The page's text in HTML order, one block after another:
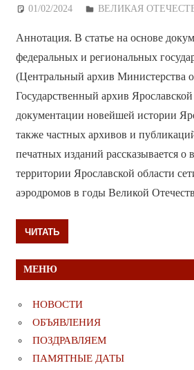
01/02/2024 Дежурный по
ВЕЛИКАЯ
Аннотация. В статье на основе
федеральных и региональных
(Центральный архив Министерства
Государственный архив
документации новейшей истории
также частных архивов и
печатных изданий рассказывается о
территории Ярославской области
аэродромов в годы Великой
ЧИТАТЬ
МЕНЮ
НОВОСТИ
ОБЪЯВЛЕНИЯ
ПОЗДРАВЛЯЕМ
ПАМЯТНЫЕ ДАТЫ